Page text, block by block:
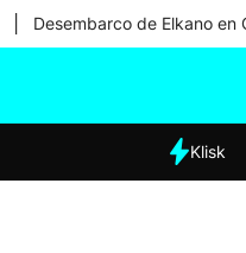
Desembarco de Elkano en
Klisk